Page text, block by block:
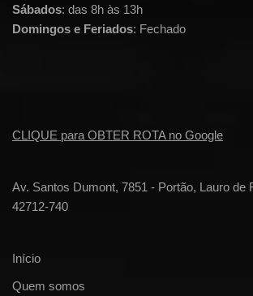
Sábados: das 8h às 13h
Domingos e Feriados: Fechado
CLIQUE para OBTER ROTA no Google
Av. Santos Dumont, 7851 - Portão, Lauro de
42712-740
Início
Quem somos